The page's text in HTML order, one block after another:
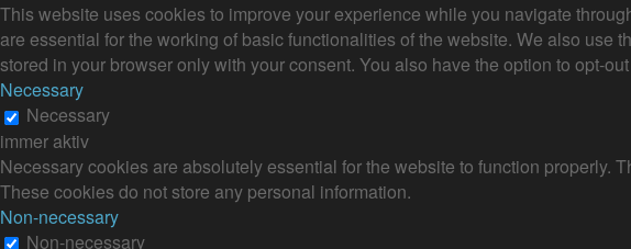
This website uses cookies to improve your experience while you navigate
are essential for the working of basic functionalities of the website. We also
stored in your browser only with your consent. You also have the option to opt-
Necessary
Necessary
immer aktiv
Necessary cookies are absolutely essential for the website to function
These cookies do not store any personal information.
Non-necessary
Non-necessary